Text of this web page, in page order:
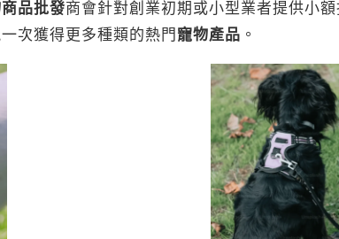
品批發商會針對創業初期或小型業者提供小
次獲得更多種類的熱門寵物產品 。